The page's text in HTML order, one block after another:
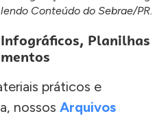
Conteúdo do Sebrae/PR.
Planilhas
práticos e
nossos Arquivos